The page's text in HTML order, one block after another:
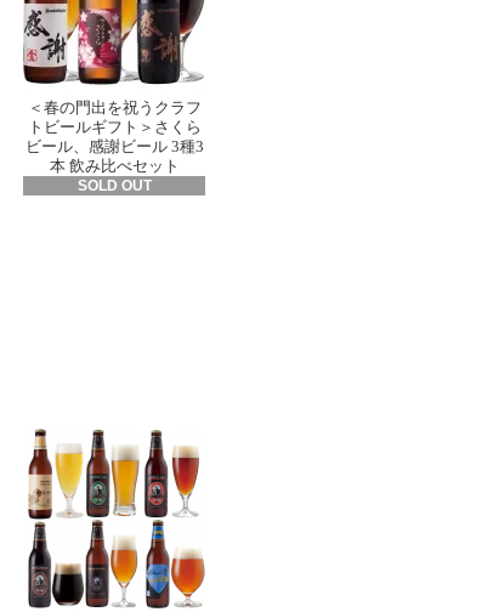
＜春の門出を祝うクラフ
トビールギフト＞さくら
ビール、感謝ビール 3種3
本 飲み比べセット
SOLD OUT